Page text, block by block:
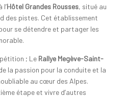
l’Hôtel Grandes Rousses, situé au
des pistes. Cet établissement
se détendre et partager les
; Le Rallye Megève-Saint-
la passion pour la conduite et la
au cœur des Alpes.
étape et vivre d’autres